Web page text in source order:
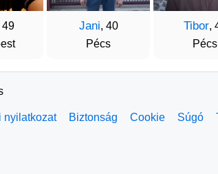
49
Jani, 40
Pécs
Tibor,
Pécs
nyilatkozat Biztonság Cookie Súgó